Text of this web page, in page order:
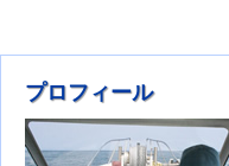
プロフィール